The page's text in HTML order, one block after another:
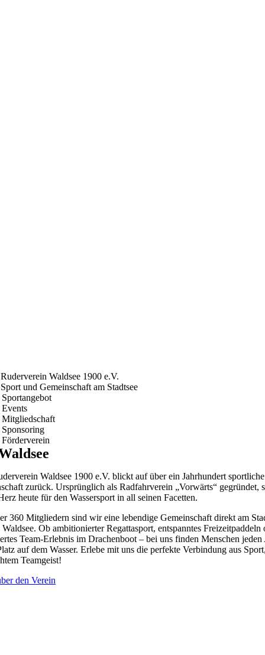
Ruderverein Waldsee 1900 e.V.
Sport und Gemeinschaft am Stadtsee
Sportangebot
Events
Mitgliedschaft
Sponsoring
Förderverein
Waldsee 1900 e.V. blickt auf über ein Jahrhundert sportliche
zurück. Ursprünglich als Radfahrverein „Vorwärts“ gegründet,
heute für den Wassersport in all seinen Facetten.
360 Mitgliedern sind wir eine lebendige Gemeinschaft direkt am
Ob ambitionierter Regattasport, entspanntes Freizeitpaddeln
Team-Erlebnis im Drachenboot – bei uns finden Menschen jeden
auf dem Wasser. Erlebe mit uns die perfekte Verbindung aus
Teamgeist!
den Verein